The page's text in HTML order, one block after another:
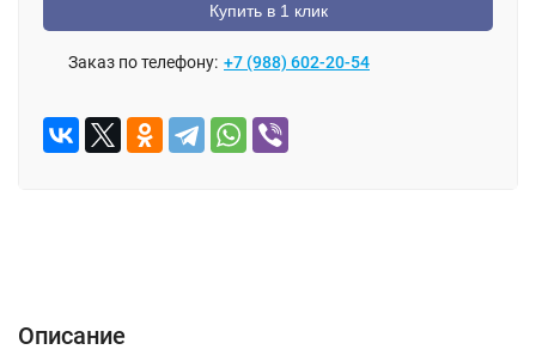
Купить в 1 клик
Заказ по телефону: +7 (988) 602-20-54
Описание